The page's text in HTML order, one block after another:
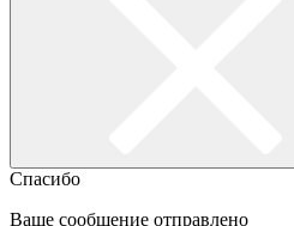
Спасибо
Ваше сообщение отправлено